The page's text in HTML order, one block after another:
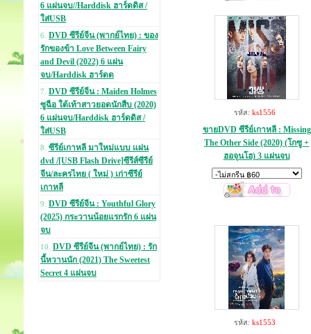
6 แผ่นจบ//Harddisk ฮาร์ดดิส /
ใส่USB
6. DVD ซีรีย์จีน (พากย์ไทย) : ของ
รักของข้า Love Between Fairy
and Devil (2022) 6 แผ่น
จบ/Harddisk ฮาร์ดด
7. DVD ซีรีย์จีน : Maiden Holmes
ซูฉือ ใต้เท้าสาวยอดนักสืบ (2020)
6 แผ่นจบ/Harddisk ฮาร์ดดิส /
ใส่USB
8. ซีรีย์เกาหลี มาใหม่แบบ แผ่น
dvd /[USB Flash Drive]ซีรีส์ซีรีย์
จีน/ละครไทย ( ใหม่ ) เก่าซีรีย์
เกาหลี
9. DVD ซีรีย์จีน : Youthful Glory
(2025) กระวานน้อยแรกรัก 6 แผ่น
จบ
10. DVD ซีรีย์จีน (พากย์ไทย) : รัก
นี้หวานนัก (2021) The Sweetest
Secret 4 แผ่นจบ
รหัส: ks1556
ขายDVD ซีรีย์เกาหลี : Missing
The Other Side (2020) (โกซู +
ฮอจุนโฮ) 3 แผ่นจบ
รหัส: ks1553